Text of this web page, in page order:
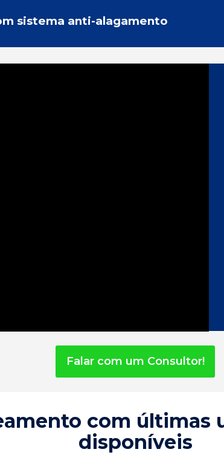
sistema anti-alagamento
Falar com um Consultor!
com últimas
disponíveis